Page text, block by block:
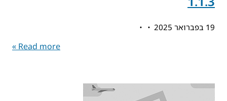
19 בפברואר 2025
Read more »